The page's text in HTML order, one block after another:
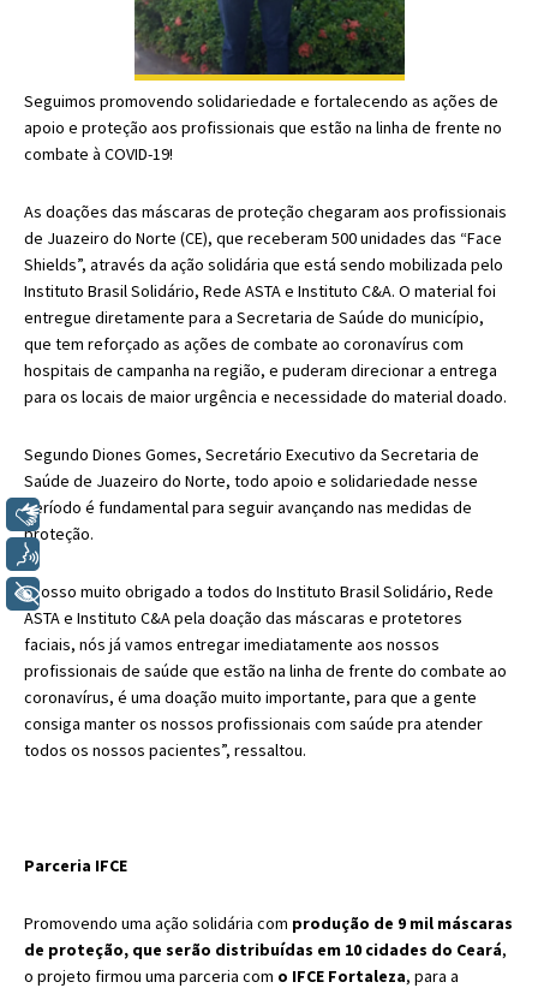
Seguimos promovendo solidariedade e fortalecendo as ações de
apoio e proteção aos profissionais que estão na linha de frente no
combate à COVID-19!
As doações das máscaras de proteção chegaram aos profissionais
de Juazeiro do Norte (CE), que receberam 500 unidades das “Face
Shields”, através da ação solidária que está sendo mobilizada pelo
Instituto Brasil Solidário, Rede ASTA e Instituto C&A. O material foi
entregue diretamente para a Secretaria de Saúde do município,
que tem reforçado as ações de combate ao coronavírus com
hospitais de campanha na região, e puderam direcionar a entrega
para os locais de maior urgência e necessidade do material doado.
Segundo Diones Gomes, Secretário Executivo da Secretaria de
Saúde de Juazeiro do Norte, todo apoio e solidariedade nesse
período é fundamental para seguir avançando nas medidas de
proteção.
“Nosso muito obrigado a todos do Instituto Brasil Solidário, Rede
ASTA e Instituto C&A pela doação das máscaras e protetores
faciais, nós já vamos entregar imediatamente aos nossos
profissionais de saúde que estão na linha de frente do combate ao
coronavírus, é uma doação muito importante, para que a gente
consiga manter os nossos profissionais com saúde pra atender
todos os nossos pacientes”, ressaltou.
Parceria IFCE
Promovendo uma ação solidária com produção de 9 mil máscaras
de proteção, que serão distribuídas em 10 cidades do Ceará,
o projeto firmou uma parceria com o IFCE Fortaleza, para a
Libras
+ Acessibilidade